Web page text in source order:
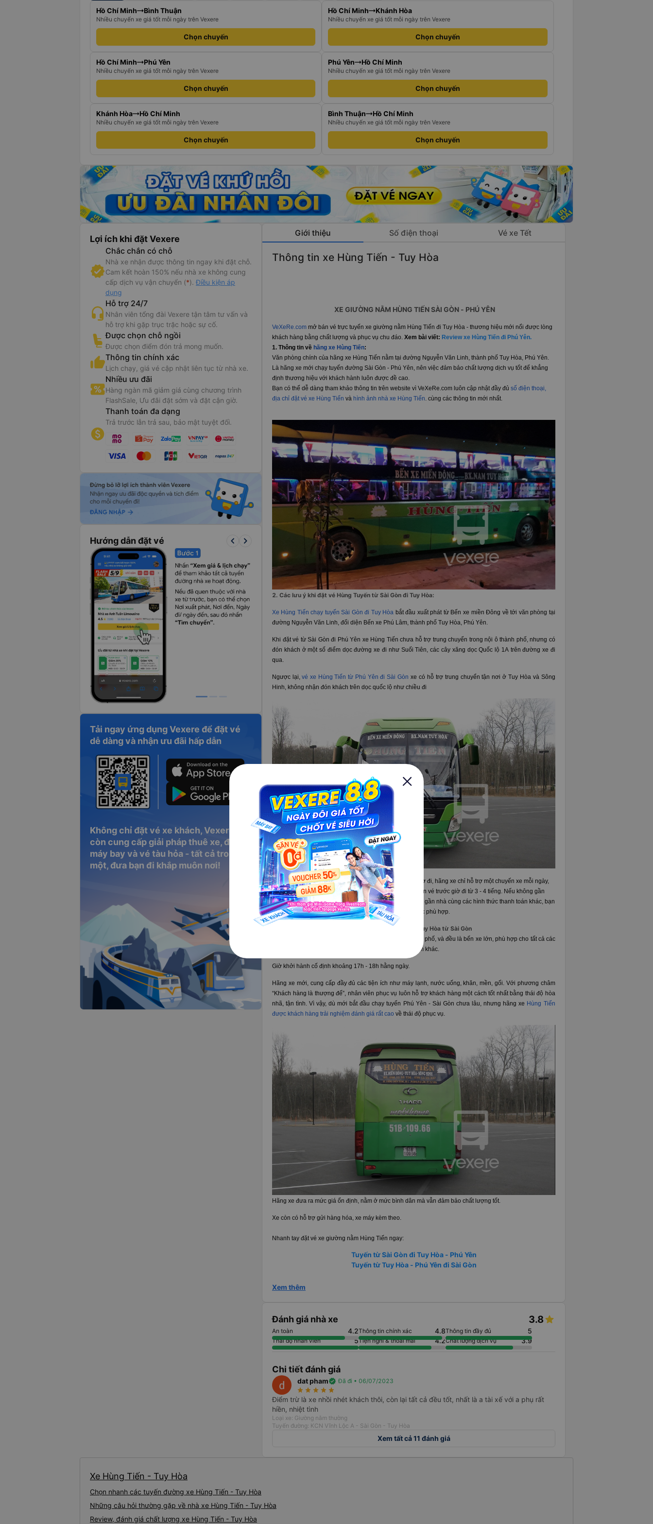
Hồ Chí Minh Bình Thuận
Nhiều chuyến xe giá tốt mỗi ngày trên Vexere
Chọn chuyến
Hồ Chí Minh Khánh Hòa
Nhiều chuyến xe giá tốt mỗi ngày trên Vexere
Chọn chuyến
Hồ Chí Minh Phú Yên
Nhiều chuyến xe giá tốt mỗi ngày trên Vexere
Chọn chuyến
Phú Yên Hồ Chí Minh
Nhiều chuyến xe giá tốt mỗi ngày trên Vexere
Chọn chuyến
Khánh Hòa Hồ Chí Minh
Nhiều chuyến xe giá tốt mỗi ngày trên Vexere
Chọn chuyến
Bình Thuận Hồ Chí Minh
Nhiều chuyến xe giá tốt mỗi ngày trên Vexere
Chọn chuyến
Lợi ích khi đặt Vexere
Chắc chắn có chỗ
Nhà xe nhận được thông tin ngay khi đặt chỗ.
Cam kết hoàn 150% nếu nhà xe không cung
cấp dịch vụ vận chuyển (*). Điều kiện áp
dụng
Hỗ trợ 24/7
Nhân viên tổng đài Vexere tận tâm tư vấn và
hỗ trợ khi gặp trục trặc hoặc sự cố.
Được chọn chỗ ngồi
Được chọn điểm đón trả mong muốn.
Thông tin chính xác
Lịch chạy, giá vé cập nhật liên tục từ nhà xe.
Nhiều ưu đãi
Hàng ngàn mã giảm giá cùng chương trình
FlashSale, Ưu đãi đặt sớm và đặt cận giờ.
Thanh toán đa dạng
Trả trước lẫn trả sau, bảo mật tuyệt đối.
Hướng dẫn đặt vé keyboard_arrow_left keyboard_arrow_right
Tải ngay ứng dụng Vexere để đặt vé
dễ dàng và nhận ưu đãi hấp dẫn
Không chỉ đặt vé xe khách, Vexere
còn cung cấp giải pháp thuê xe, đặt vé
máy bay và vé tàu hỏa - tất cả trong
một, đưa bạn đi khắp muôn nơi!
Giới thiệu Số điện thoại Vé xe Tết
Thông tin xe Hùng Tiến - Tuy Hòa
XE GIƯỜNG NẰM HÙNG TIẾN SÀI GÒN - PHÚ YÊN
VeXeRe.com mở bán vé trực tuyến xe giường nằm Hùng Tiến đi Tuy Hòa - thương hiệu mới nổi được lòng
khách hàng bằng chất lượng và phục vụ chu đáo. Xem bài viết: Review xe Hùng Tiến đi Phú Yên.
1. Thông tin về hãng xe Hùng Tiến:
Văn phòng chính của hãng xe Hùng Tiến nằm tại đường Nguyễn Văn Linh, thành phố Tuy Hòa, Phú Yên.
Là hãng xe mới chạy tuyến đường Sài Gòn - Phú Yên, nên việc đảm bảo chất lượng dịch vụ tốt để khẳng
định thương hiệu với khách hành luôn được đề cao.
Bạn có thể dễ dàng tham khảo thông tin trên website vì VeXeRe.com luôn cập nhật đầy đủ số điện thoại,
địa chỉ đặt vé xe Hùng Tiến và hình ảnh nhà xe Hùng Tiến . cùng các thông tin mới nhất.
2. Các lưu ý khi đặt vé Hùng Tuyến từ Sài Gòn đi Tuy Hòa:
Xe Hùng Tiến chạy tuyến Sài Gòn đi Tuy Hòa bắt đầu xuất phát từ Bến xe miền Đông về tới văn phòng tại
đường Nguyễn Văn Linh, đối diện Bến xe Phú Lâm, thành phố Tuy Hòa, Phú Yên.
Khi đặt vé từ Sài Gòn đi Phú Yên xe Hùng Tiến chưa hỗ trợ trung chuyển trong nội ô thành phố, nhưng có
đón khách ở một số điểm dọc đường xe đi như Suối Tiên, các cây xăng dọc Quốc lộ 1A trên đường xe đi
qua.
Ngược lại, vé xe Hùng Tiến từ Phú Yên đi Sài Gòn xe có hỗ trợ trung chuyển tận nơi ở Tuy Hòa và Sông
Hinh, không nhận đón khách trên dọc quốc lộ như chiều đi
Xe giường nằm Hùng Tiến chưa hỗ trợ giữ vé đến cận giờ đi, hãng xe chỉ hỗ trợ một chuyến xe mỗi ngày,
nên để có vé tốt bạn cần liên hệ đặt vé trước và thanh toán vé trước giờ đi từ 3 - 4 tiếng. Nếu không gần
bến xe, VeXere.com hỗ trợ thanh tại các cửa hàng tiện lợi gần nhà cùng các hình thức thanh toán khác, bạn
có thể dễ dàng đặt vé nhanh chóng và chọn các hình thức phù hợp.
Vì sao nên lựa chọn xe giường nằm Hùng Tiến đi Tuy Hòa từ Sài Gòn
Bến xuất phát và điểm đến đều nằm gần trung tâm thành phố, và đều là bến xe lớn, phù hợp cho tất cả các
đối tượng hành khách có thể dễ dàng di chuyển các điểm khác.
Giờ khởi hành cố định khoảng 17h - 18h hằng ngày.
Hãng xe mới, cung cấp đầy đủ các tiện ích như máy lạnh, nước uống, khăn, mền, gối. Với phương châm
“Khách hàng là thượng đế”, nhân viên phục vụ luôn hỗ trợ khách hàng một cách tốt nhất bằng thái độ hòa
nhã, tận tình. Vì vậy, dù mới bắt đầu chạy tuyến Phú Yên - Sài Gòn chưa lâu, nhưng hãng xe Hùng Tiến
được khách hàng trải nghiệm đánh giá rất cao về thái độ phục vụ.
Hãng xe đưa ra mức giá ổn định, nằm ở mức bình dân mà vẫn đảm bảo chất lượng tốt.
Xe còn có hỗ trợ gửi hàng hóa, xe máy kèm theo.
Nhanh tay đặt vé xe giường nằm Hùng Tiến ngay:
Tuyến từ Sài Gòn đi Tuy Hòa - Phú Yên
Tuyến từ Tuy Hòa - Phú Yên đi Sài Gòn
Xem thêm
Đánh giá nhà xe 3.8
An toàn 4.2Thông tin chính xác 4.8Thông tin đầy đủ 5
Thái độ nhân viên 5Tiện nghi & thoải mái 4.2Chất lượng dịch vụ 3.9
Chi tiết đánh giá
dat phamverified Đã đi • 06/07/2023
star_rate star_rate star_rate star_rate star_rate
Điểm trừ là xe nhồi nhét khách thôi, còn lại tất cả đều tốt, nhất là a tài xế với a phụ rất
hiền, nhiệt tình
Loại xe: Giường nằm thường
Tuyến đường: KCN Vĩnh Lộc A - Sài Gòn - Tuy Hòa
Xem tất cả 11 đánh giá
Xe Hùng Tiến - Tuy Hòa
Chọn nhanh các tuyến đường xe Hùng Tiến - Tuy Hòa
Những câu hỏi thường gặp về nhà xe Hùng Tiến - Tuy Hòa
Review, đánh giá chất lượng xe Hùng Tiến - Tuy Hòa